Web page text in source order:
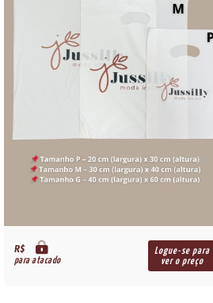
R$
para atacado
Logue-se para
ver o preço